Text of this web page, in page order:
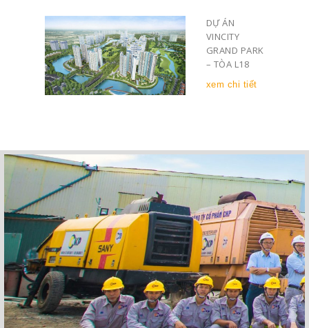
DỰ ÁN
VINCITY
GRAND PARK
– TÒA L18
xem chi tiết